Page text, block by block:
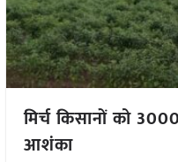
मिर्च किसानों को
आशंका